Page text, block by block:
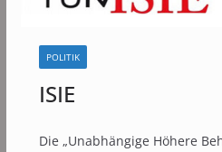
POLITIK
ISIE
Die „Unabhängige Höhere